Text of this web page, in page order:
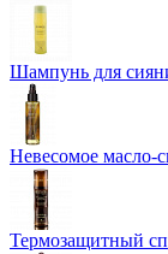
Шампунь для
Невесомое масло-
Термозащитный